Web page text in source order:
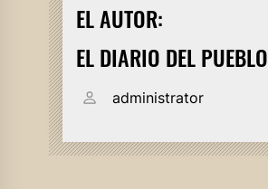
EL AUTOR:
EL DIARIO DEL PUEBLO
administrator